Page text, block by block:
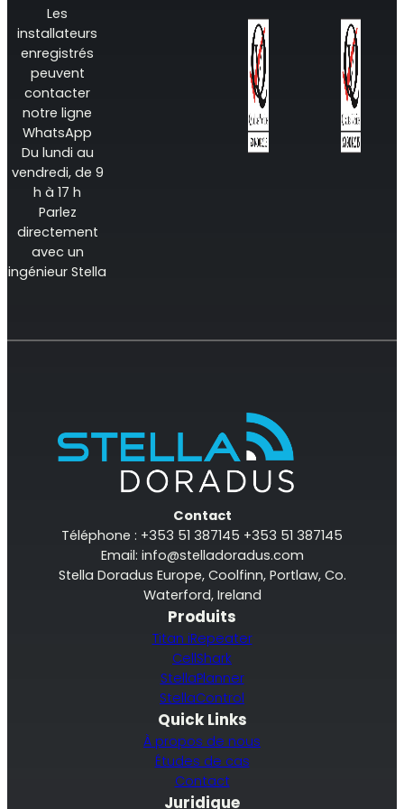
RouterAmp
Amélioration du signal cellulaire vers le routeur.
Surveillance à distance
All Products
Les
installateurs
enregistrés
peuvent
contacter
notre ligne
WhatsApp
Du lundi au
vendredi, de 9
h à 17 h
Parlez
directement
avec un
ingénieur Stella
Contact
Téléphone : +353 51 387145 +353 51 387145
Email: info@stelladoradus.com
Stella Doradus Europe, Coolfinn, Portlaw, Co.
Waterford, Ireland
Produits
Titan iRepeater
CellShark
StellaPlanner
StellaControl
Quick Links
À propos de nous
Études de cas
Contact
Juridique